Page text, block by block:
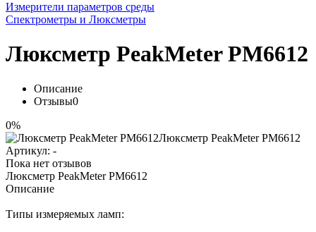
Измерители параметров среды
Спектрометры и Люксметры
Люксметр PeakMeter PM6612
Описание
Отзывы0
0%
Артикул: -
Пока нет отзывов
Люксметр PeakMeter PM6612
Описание
Типы измеряемых ламп: